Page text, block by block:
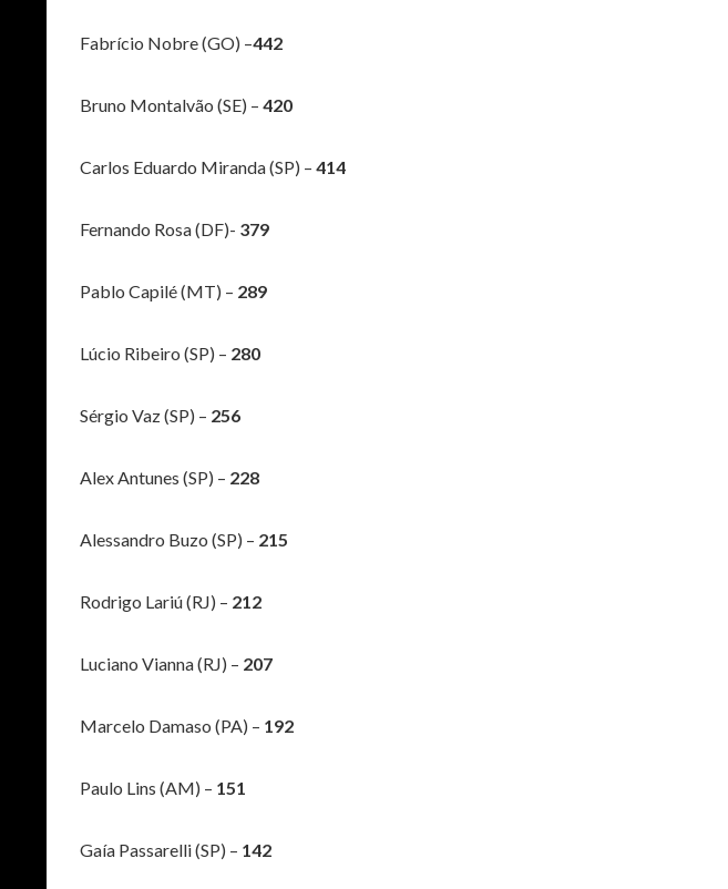
Fabrício Nobre (GO) –442
Bruno Montalvão (SE) – 420
Carlos Eduardo Miranda (SP) – 414
Fernando Rosa (DF)- 379
Pablo Capilé (MT) – 289
Lúcio Ribeiro (SP) – 280
Sérgio Vaz (SP) – 256
Alex Antunes (SP) – 228
Alessandro Buzo (SP) – 215
Rodrigo Lariú (RJ) – 212
Luciano Vianna (RJ) – 207
Marcelo Damaso (PA) – 192
Paulo Lins (AM) – 151
Gaía Passarelli (SP) – 142